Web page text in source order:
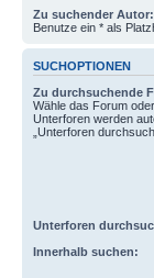
Zu suchender Autor:
Benutze ein * als
SUCHOPTIONEN
Zu durchsuchende
Wähle das Forum
Unterforen werden
„Unterforen
Unterforen
Innerhalb suchen: